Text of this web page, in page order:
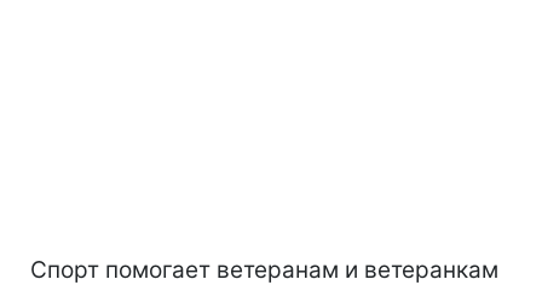
Спорт помогает ветеранам и ветеранкам